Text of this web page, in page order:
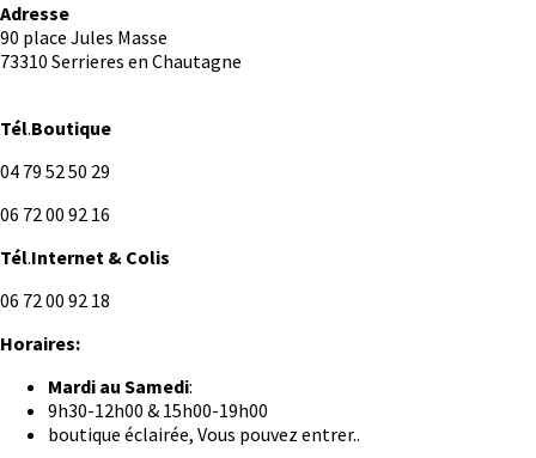
Adresse
90 place Jules Masse
73310 Serrieres en Chautagne
Tél.Boutique
04 79 52 50 29
06 72 00 92 16
Tél.Internet & Colis
06 72 00 92 18
Horaires:
Mardi au Samedi:
9h30-12h00 & 15h00-19h00
boutique éclairée, Vous pouvez entrer..